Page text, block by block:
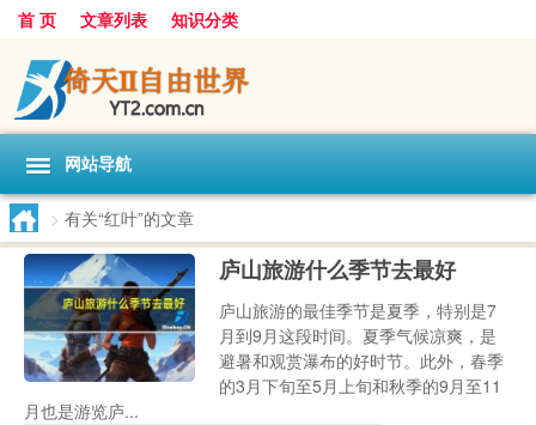
首 页 文章列表 知识分类
网站导航
> 有关“红叶”的文章
庐山旅游什么季节去最好
庐山旅游的最佳季节是夏季，特别是7
月到9月这段时间。夏季气候凉爽，是
避暑和观赏瀑布的好时节。此外，春季
的3月下旬至5月上旬和秋季的9月至11
月也是游览庐...